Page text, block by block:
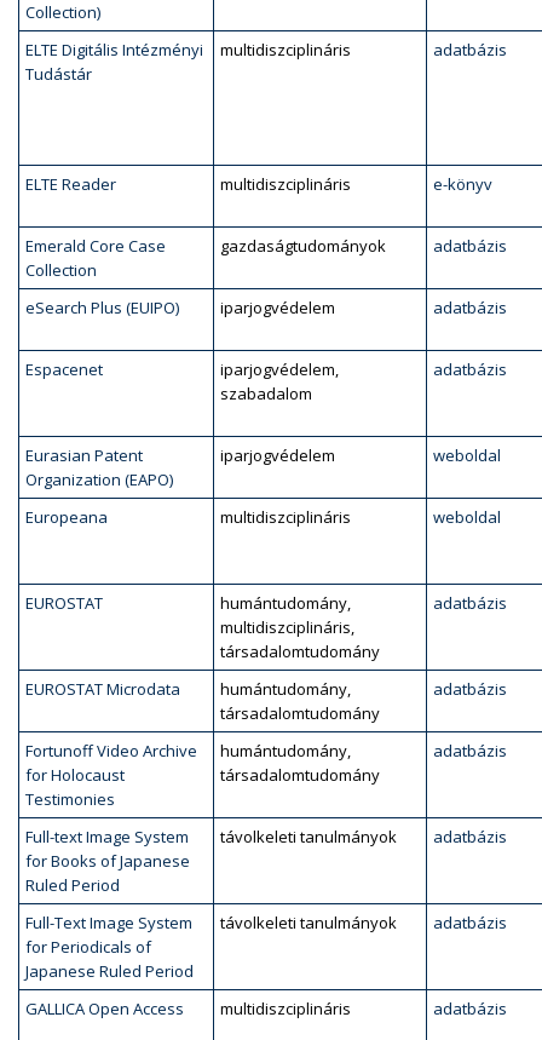
Collection)
ELTE Digitális Intézményi
Tudástár
multidiszciplináris adatbázis
ELTE Reader multidiszciplináris e-könyv
Emerald Core Case
Collection
gazdaságtudományok adatbázis
eSearch Plus (EUIPO) iparjogvédelem adatbázis
Espacenet
iparjogvédelem,
szabadalom
adatbázis
Eurasian Patent
Organization (EAPO)
iparjogvédelem weboldal
Europeana multidiszciplináris weboldal
EUROSTAT
humántudomány,
multidiszciplináris,
társadalomtudomány
adatbázis
EUROSTAT Microdata
humántudomány,
társadalomtudomány
adatbázis
Fortunoff Video Archive
for Holocaust
Testimonies
humántudomány,
társadalomtudomány
adatbázis
Full-text Image System
for Books of Japanese
Ruled Period
távolkeleti tanulmányok adatbázis
Full-Text Image System
for Periodicals of
Japanese Ruled Period
távolkeleti tanulmányok adatbázis
GALLICA Open Access multidiszciplináris adatbázis